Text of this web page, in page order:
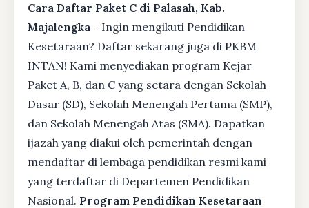
Cara Daftar Paket C di Palasah, Kab.
Majalengka - Ingin mengikuti Pendidikan
Kesetaraan? Daftar sekarang juga di PKBM
INTAN! Kami menyediakan program Kejar
Paket A, B, dan C yang setara dengan Sekolah
Dasar (SD), Sekolah Menengah Pertama (SMP),
dan Sekolah Menengah Atas (SMA). Dapatkan
ijazah yang diakui oleh pemerintah dengan
mendaftar di lembaga pendidikan resmi kami
yang terdaftar di Departemen Pendidikan
Nasional. Program Pendidikan Kesetaraan